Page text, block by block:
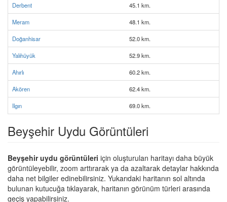
Derbent 45.1 km.
Meram 48.1 km.
Doğanhisar 52.0 km.
Yalıhüyük 52.9 km.
Ahırlı 60.2 km.
Akören 62.4 km.
Ilgın 69.0 km.
Beyşehir Uydu Görüntüleri
Beyşehir uydu görüntüleri için oluşturulan haritayı daha büyük
görüntüleyebilir, zoom arttırarak ya da azaltarak detaylar hakkında
daha net bilgiler edinebilirsiniz. Yukarıdaki haritanın sol altında
bulunan kutucuğa tıklayarak, haritanın görünüm türleri arasında
geçiş yapabilirsiniz.